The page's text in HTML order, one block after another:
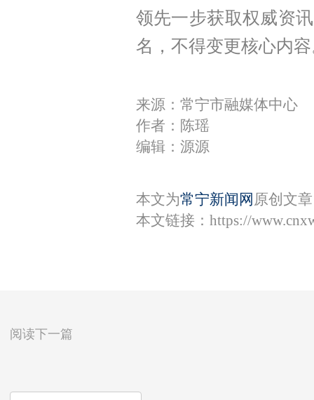
领先一步获取权威资
名，不得变更核心内
来源：常宁市融媒体中心
作者：陈瑶
编辑：源源
本文为常宁新闻网 原创文
本文链接： https://
阅读下一篇